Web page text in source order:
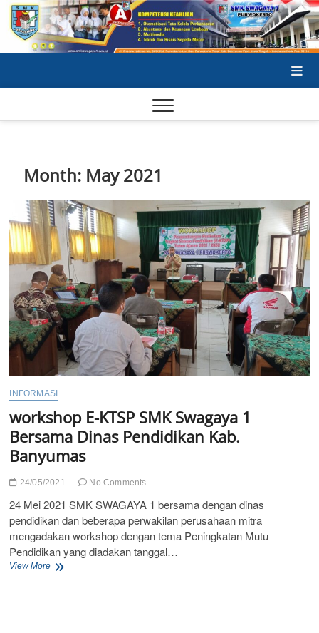
Skip
content
Month: May 2021
INFORMASI
workshop E-KTSP SMK Swagaya 1
Bersama Dinas Pendidikan Kab.
Banyumas
24/05/2021 No Comments
24 Mei 2021 SMK SWAGAYA 1 bersama dengan dinas
pendidikan dan beberapa perwakilan perusahaan mitra
mengadakan workshop dengan tema Peningkatan Mutu
Pendidikan yang diadakan tanggal…
View Moreworkshop